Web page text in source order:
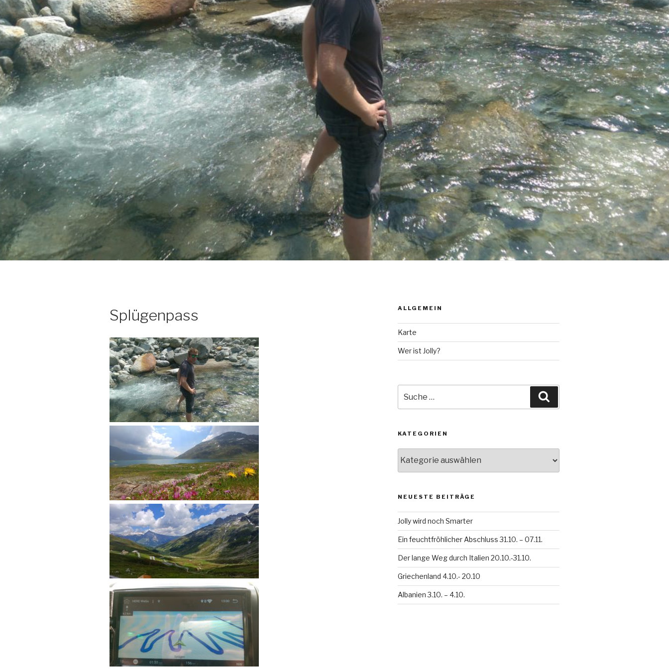
Splügenpass ALLGEMEIN
Karte
Wer ist Jolly?
nach:
KATEGORIEN
NEUESTE BEITRÄGE
Jolly wird noch Smarter
Ein feuchtfröhlicher Abschluss 31.10. – 07.11.
Der lange Weg durch Italien 20.10.-31.10.
Griechenland 4.10.- 20.10
Albanien 3.10. – 4.10.